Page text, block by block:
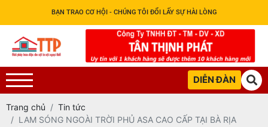
BẠN TRAO CƠ HỘI - CHÚNG TÔI ĐỔI LẤY SỰ HÀI LÒNG
DIỄN ĐÀN
Trang chủ
Tin tức
LAM SÓNG NGOÀI TRỜI PHỦ ASA CAO CẤP TẠI BÀ RỊA